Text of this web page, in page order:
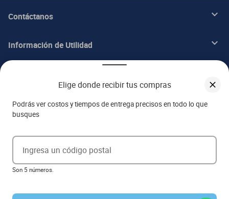
Elige donde recibir tus compras
Podrás ver costos y tiempos de entrega precisos en todo lo que
busques
Ingresa un código postal
Son 5 números.
Contáctanos
Información de Utilidad
Acerca de ITALIKA
Aviso de privacidad
Ejerce tus derechos ARCO
Términos y condiciones
Las promociones dewww.italika.mxpueden diferir de las promociones publicadas en tienda. El